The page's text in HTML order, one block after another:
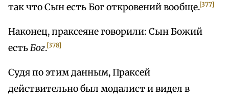
так что Сын есть Бог откровений вообще.[377]
Наконец, праксеяне говорили: Сын Божий
естьБог.[378]
Судя по этим данным, Праксей
действительно был модалист и видел в